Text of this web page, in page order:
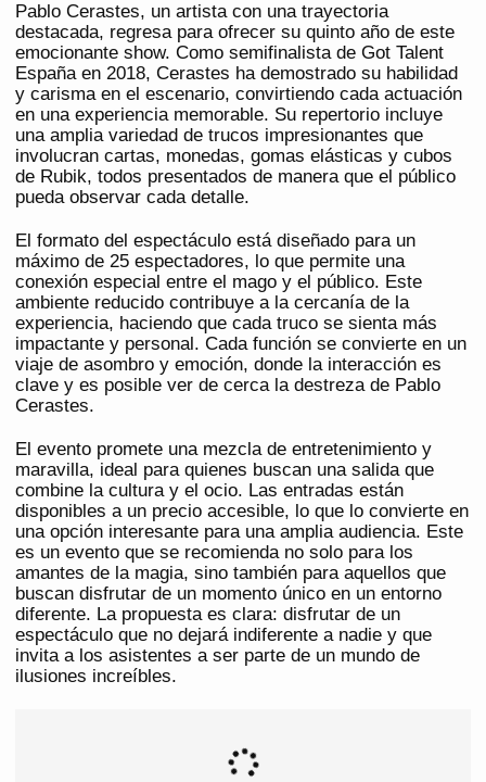
Pablo Cerastes, un artista con una trayectoria
destacada, regresa para ofrecer su quinto año de este
emocionante show. Como semifinalista de Got Talent
España en 2018, Cerastes ha demostrado su habilidad
y carisma en el escenario, convirtiendo cada actuación
en una experiencia memorable. Su repertorio incluye
una amplia variedad de trucos impresionantes que
involucran cartas, monedas, gomas elásticas y cubos
de Rubik, todos presentados de manera que el público
pueda observar cada detalle.
El formato del espectáculo está diseñado para un
máximo de 25 espectadores, lo que permite una
conexión especial entre el mago y el público. Este
ambiente reducido contribuye a la cercanía de la
experiencia, haciendo que cada truco se sienta más
impactante y personal. Cada función se convierte en un
viaje de asombro y emoción, donde la interacción es
clave y es posible ver de cerca la destreza de Pablo
Cerastes.
El evento promete una mezcla de entretenimiento y
maravilla, ideal para quienes buscan una salida que
combine la cultura y el ocio. Las entradas están
disponibles a un precio accesible, lo que lo convierte en
una opción interesante para una amplia audiencia. Este
es un evento que se recomienda no solo para los
amantes de la magia, sino también para aquellos que
buscan disfrutar de un momento único en un entorno
diferente. La propuesta es clara: disfrutar de un
espectáculo que no dejará indiferente a nadie y que
invita a los asistentes a ser parte de un mundo de
ilusiones increíbles.